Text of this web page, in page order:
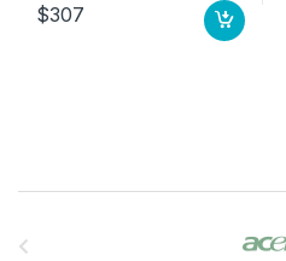
$307